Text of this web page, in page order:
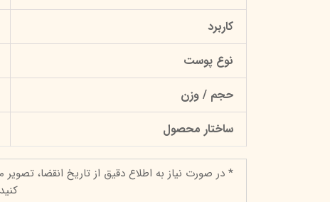
کاربرد
نوع پوست
حجم / وزن
ساختار محصول
* در صورت نیاز به اطلاع دقیق از تاریخ انقضا،